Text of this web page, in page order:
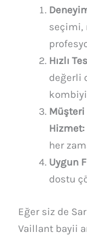
seçimi,
Hızlı
değerli
kombiyi
Müşteri
Hizmet:
her
Uygun
dostu
Eğer siz de
Vaillant bayii